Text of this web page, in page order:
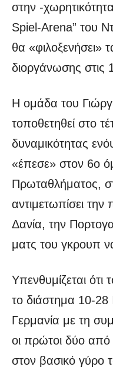
στην -
Spiel-Arena” του
θα «φιλοξενήσει»
διοργάνωσης στις
Η ομάδα του
τοποθετηθεί στο
δυναμικότητας
«έπεσε» στον 6ο
Πρωταθλήματος,
αντιμετωπίσει
Δανία, την
ματς του γκρουπ
Υπενθυμίζεται ότι
το διάστημα 10-28
Γερμανία με τη
οι πρώτοι δύο από
στον βασικό γύρο